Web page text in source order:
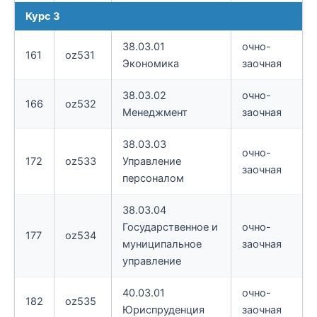
Курс 3
161 oz531
38.03.01
Экономика
очно-
заочная
166 oz532
38.03.02
Менеджмент
очно-
заочная
172 oz533
38.03.03
Управление
персоналом
очно-
заочная
177 oz534
38.03.04
Государственное и
муниципальное
управление
очно-
заочная
182 oz535
40.03.01
Юриспруденция
очно-
заочная